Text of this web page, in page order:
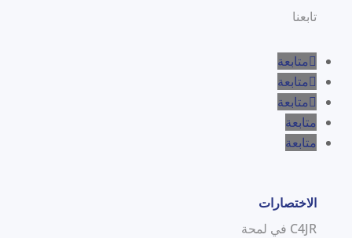
تابعنا
متابعة
متابعة
متابعة
متابعة
متابعة
الاختصارات
C4JR في لمحة